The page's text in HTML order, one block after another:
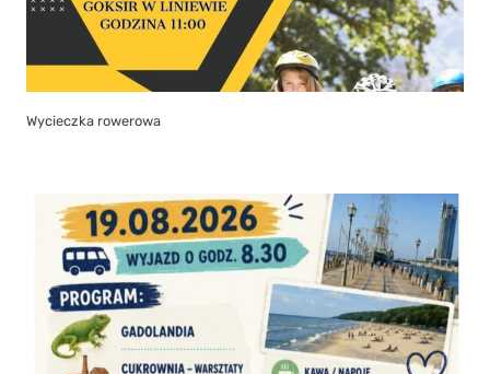
Serdecznie zachęcamy do zapisów na wycieczkę